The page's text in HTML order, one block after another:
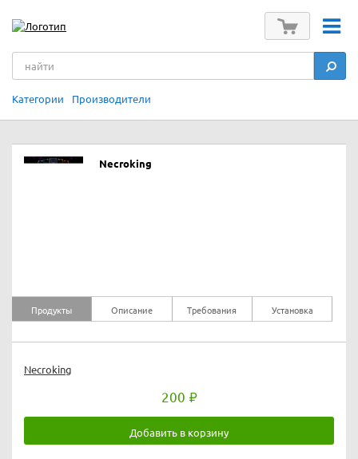
Категории Производители
Necroking
Продукты Описание Требования Установка
Necroking
200
Добавить в корзину